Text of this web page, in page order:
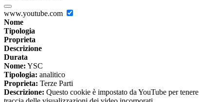
www.youtube.com
Nome
Tipologia
Proprieta
Descrizione
Durata
Nome: YSC
Tipologia: analitico
Proprieta: Terze Parti
Descrizione: Questo cookie è impostato da YouTube per tenere